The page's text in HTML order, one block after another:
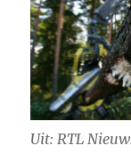
Uit: RTL